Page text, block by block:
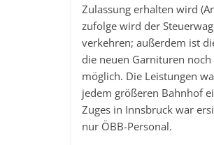
Zulassung erhalten wird
zufolge wird der
verkehren; außerdem ist
die neuen Garnituren
möglich. Die Leistungen
jedem größeren Bahnhof
Zuges in Innsbruck war
nur ÖBB-Personal.